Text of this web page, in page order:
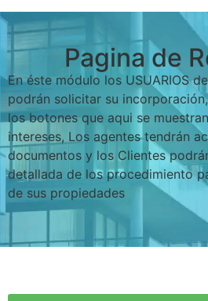
Pagina de
En éste módulo los USUARIOS
podrán solicitar su
los botones que aqui se
intereses, Los agentes tendrán
documentos y los Clientes
detallada de los procedimiento
de sus propiedades